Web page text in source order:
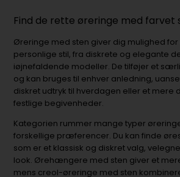
Find de rette øreringe med farvet
Øreringe med sten giver dig mulighed for
personlige stil, fra diskrete og elegante
iøjnefaldende modeller. De tilføjer et
og kan bruges til enhver anledning,
diskret udtryk til hverdagen eller et mere
festlige begivenheder.
Kategorien rummer mange typer
forskellige præferencer. Du kan finde
som er et klassisk og diskret valg,
look. Ørehængere med sten giver et
mens creol-øreringe med sten